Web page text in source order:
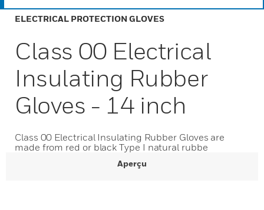
ELECTRICAL PROTECTION GLOVES
Class 00 Electrical
Insulating Rubber
Gloves - 14 inch
Class 00 Electrical Insulating Rubber Gloves are
made from red or black Type I natural rubbe
Aperçu